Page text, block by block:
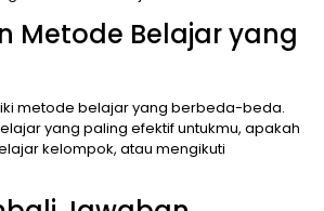
Metode Belajar yang
metode belajar yang berbeda-beda.
yang paling efektif untukmu, apakah
kelompok, atau mengikuti